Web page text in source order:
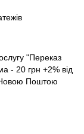
"Переказ
- 20 грн +2% від
Новою Поштою